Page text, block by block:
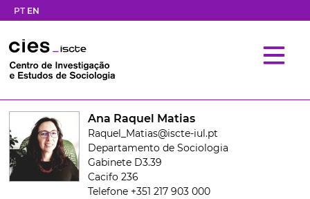
PT EN
Ana Raquel Matias
Raquel_Matias@iscte-iul.pt
Departamento de Sociologia
Gabinete D3.39
Cacifo 236
Telefone +351 217 903 000